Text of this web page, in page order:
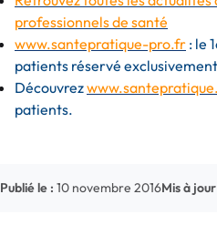
professionnels de santé
www.santepratique-pro.fr : le
patients réservé
Découvrez
patients.
Publié le : 10 novembre 2016Mis à